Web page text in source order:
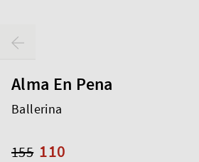
Alma En Pena
Ballerina
110
155